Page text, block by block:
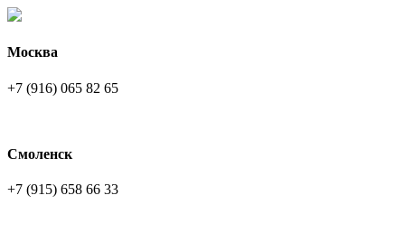
Москва
+7 (916) 065 82 65
Смоленск
+7 (915) 658 66 33